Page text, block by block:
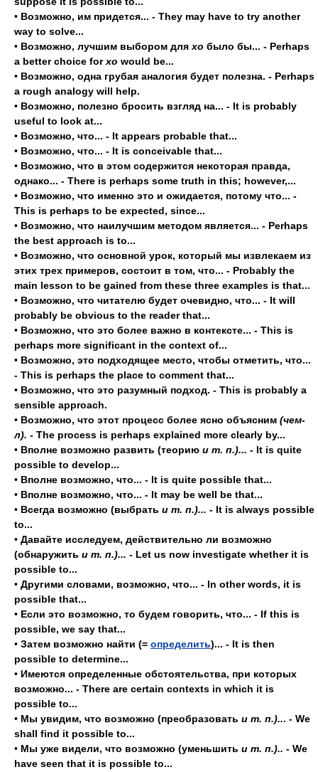
• Возможно, им придется... - They may have to try another
way to solve...
• Возможно, лучшим выбором для хо было бы... - Perhaps
a better choice forхо would be...
• Возможно, одна грубая аналогия будет полезна. - Perhaps
a rough analogy will help.
• Возможно, полезно бросить взгляд на... - It is probably
useful to look at...
• Возможно, что... - It appears probable that...
• Возможно, что... - It is conceivable that...
• Возможно, что в этом содержится некоторая правда,
однако... - There is perhaps some truth in this; however,...
• Возможно, что именно это и ожидается, потому что... -
This is perhaps to be expected, since...
• Возможно, что наилучшим методом является... - Perhaps
the best approach is to...
• Возможно, что основной урок, который мы извлекаем из
этих трех примеров, состоит в том, что... - Probably the
main lesson to be gained from these three examples is that...
• Возможно, что читателю будет очевидно, что... - It will
probably be obvious to the reader that...
• Возможно, что это более важно в контексте... - This is
perhaps more significant in the context of...
• Возможно, это подходящее место, чтобы отметить, что...
- This is perhaps the place to comment that...
• Возможно, что это разумный подход. - This is probably a
sensible approach.
• Возможно, что этот процесс более ясно объясним (чем-
л). - The process is perhaps explained more clearly by...
• Вполне возможно развить (теорию и т. п.)... - It is quite
possible to develop...
• Вполне возможно, что... - It is quite possible that...
• Вполне возможно, что... - It may be well be that...
• Всегда возможно (выбрать и т. п.)... - It is always possible
to...
• Давайте исследуем, действительно ли возможно
(обнаружить и т. п.)... - Let us now investigate whether it is
possible to...
• Другими словами, возможно, что... - In other words, it is
possible that...
• Если это возможно, то будем говорить, что... - If this is
possible, we say that...
• Затем возможно найти (= определить)... - It is then
possible to determine...
• Имеются определенные обстоятельства, при которых
возможно... - There are certain contexts in which it is
possible to...
• Мы увидим, что возможно (преобразовать и т. п.)... - We
shall find it possible to...
• Мы уже видели, что возможно (уменьшить и т. п.).. - We
have seen that it is possible to...